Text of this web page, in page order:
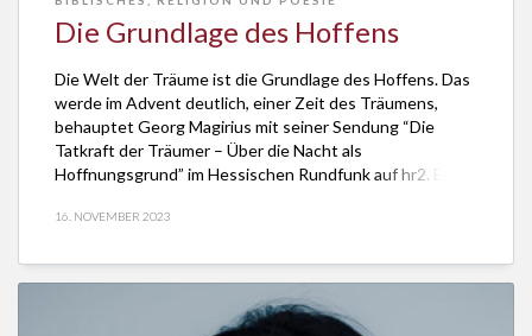
Die Grundlage des Hoffens
Die Welt der Träume ist die Grundlage des Hoffens. Das
werde im Advent deutlich, einer Zeit des Träumens,
behauptet Georg Magirius mit seiner Sendung “Die
Tatkraft der Träumer – Über die Nacht als
Hoffnungsgrund” im Hessischen Rundfunk auf hr2. Es
spielt Bettina Linck, die Redaktion hat Dr. Lothar […]
16. NOVEMBER 2023